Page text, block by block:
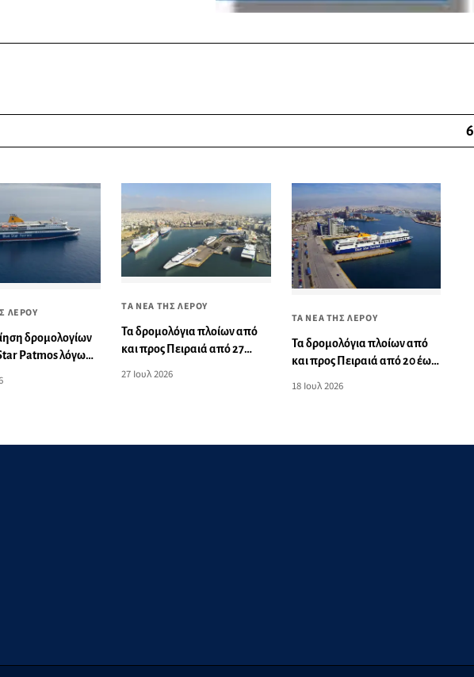
6
ΛΕΡΟΥ
δρομολογίων
Patmos λόγω
ΤΑ ΝΕΑ ΤΗΣ ΛΕΡΟΥ
Τα δρομολόγια πλοίων από
και προς Πειραιά από 27
27 Ιουλ 2026
ΤΑ ΝΕΑ ΤΗΣ ΛΕΡΟΥ
Τα δρομολόγια πλοίων από
και προς Πειραιά από 20 έως
18 Ιουλ 2026